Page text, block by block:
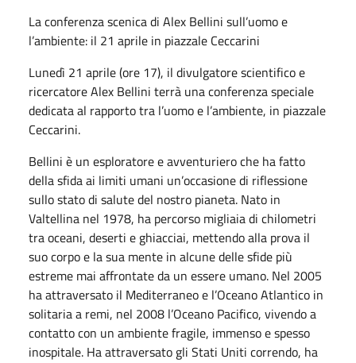
La conferenza scenica di Alex Bellini sull’uomo e
l’ambiente: il 21 aprile in piazzale Ceccarini
Lunedì 21 aprile (ore 17), il divulgatore scientifico e
ricercatore Alex Bellini terrà una conferenza speciale
dedicata al rapporto tra l’uomo e l’ambiente, in piazzale
Ceccarini.
Bellini è un esploratore e avventuriero che ha fatto
della sfida ai limiti umani un’occasione di riflessione
sullo stato di salute del nostro pianeta. Nato in
Valtellina nel 1978, ha percorso migliaia di chilometri
tra oceani, deserti e ghiacciai, mettendo alla prova il
suo corpo e la sua mente in alcune delle sfide più
estreme mai affrontate da un essere umano. Nel 2005
ha attraversato il Mediterraneo e l’Oceano Atlantico in
solitaria a remi, nel 2008 l’Oceano Pacifico, vivendo a
contatto con un ambiente fragile, immenso e spesso
inospitale. Ha attraversato gli Stati Uniti correndo, ha